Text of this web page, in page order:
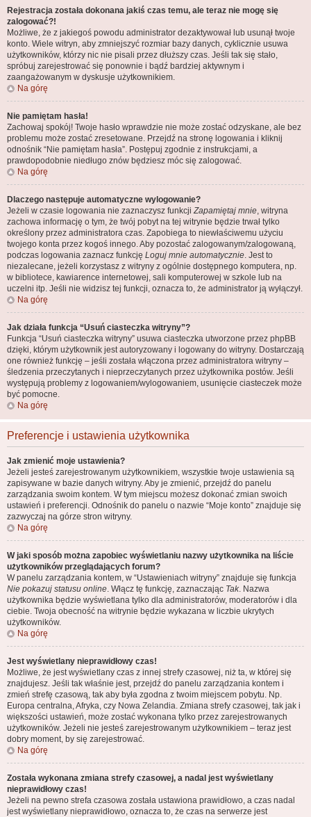
Rejestracja została dokonana jakiś czas temu, ale teraz nie mogę się
zalogować?!
Możliwe, że z jakiegoś powodu administrator dezaktywował lub usunął twoje
konto. Wiele witryn, aby zmniejszyć rozmiar bazy danych, cyklicznie usuwa
użytkowników, którzy nic nie pisali przez dłuższy czas. Jeśli tak się stało,
spróbuj zarejestrować się ponownie i bądź bardziej aktywnym i
zaangażowanym w dyskusje użytkownikiem.
Na górę
Nie pamiętam hasła!
Zachowaj spokój! Twoje hasło wprawdzie nie może zostać odzyskane, ale bez
problemu może zostać zresetowane. Przejdź na stronę logowania i kliknij
odnośnik “Nie pamiętam hasła”. Postępuj zgodnie z instrukcjami, a
prawdopodobnie niedługo znów będziesz móc się zalogować.
Na górę
Dlaczego następuje automatyczne wylogowanie?
Jeżeli w czasie logowania nie zaznaczysz funkcjiZapamiętaj mnie, witryna
zachowa informację o tym, że twój pobyt na tej witrynie będzie trwał tylko
określony przez administratora czas. Zapobiega to niewłaściwemu użyciu
twojego konta przez kogoś innego. Aby pozostać zalogowanym/zalogowaną,
podczas logowania zaznacz funkcję Loguj mnie automatycznie. Jest to
niezalecane, jeżeli korzystasz z witryny z ogólnie dostępnego komputera, np.
w bibliotece, kawiarence internetowej, sali komputerowej w szkole lub na
uczelni itp. Jeśli nie widzisz tej funkcji, oznacza to, że administrator ją wyłączył.
Na górę
Jak działa funkcja “Usuń ciasteczka witryny”?
Funkcja “Usuń ciasteczka witryny” usuwa ciasteczka utworzone przez phpBB
dzięki, którym użytkownik jest autoryzowany i logowany do witryny. Dostarczają
one również funkcję – jeśli została włączona przez administratora witryny –
śledzenia przeczytanych i nieprzeczytanych przez użytkownika postów. Jeśli
występują problemy z logowaniem/wylogowaniem, usunięcie ciasteczek może
być pomocne.
Na górę
Preferencje i ustawienia użytkownika
Jak zmienić moje ustawienia?
Jeżeli jesteś zarejestrowanym użytkownikiem, wszystkie twoje ustawienia są
zapisywane w bazie danych witryny. Aby je zmienić, przejdź do panelu
zarządzania swoim kontem. W tym miejscu możesz dokonać zmian swoich
ustawień i preferencji. Odnośnik do panelu o nazwie “Moje konto” znajduje się
zazwyczaj na górze stron witryny.
Na górę
W jaki sposób można zapobiec wyświetlaniu nazwy użytkownika na liście
użytkowników przeglądających forum?
W panelu zarządzania kontem, w “Ustawieniach witryny” znajduje się funkcja
Nie pokazuj statusu online. Włącz tę funkcję, zaznaczając Tak. Nazwa
użytkownika będzie wyświetlana tylko dla administratorów, moderatorów i dla
ciebie. Twoja obecność na witrynie będzie wykazana w liczbie ukrytych
użytkowników.
Na górę
Jest wyświetlany nieprawidłowy czas!
Możliwe, że jest wyświetlany czas z innej strefy czasowej, niż ta, w której się
znajdujesz. Jeśli tak właśnie jest, przejdź do panelu zarządzania kontem i
zmień strefę czasową, tak aby była zgodna z twoim miejscem pobytu. Np.
Europa centralna, Afryka, czy Nowa Zelandia. Zmiana strefy czasowej, tak jak i
większości ustawień, może zostać wykonana tylko przez zarejestrowanych
użytkowników. Jeżeli nie jesteś zarejestrowanym użytkownikiem – teraz jest
dobry moment, by się zarejestrować.
Na górę
Została wykonana zmiana strefy czasowej, a nadal jest wyświetlany
nieprawidłowy czas!
Jeżeli na pewno strefa czasowa została ustawiona prawidłowo, a czas nadal
jest wyświetlany nieprawidłowo, oznacza to, że czas na serwerze jest